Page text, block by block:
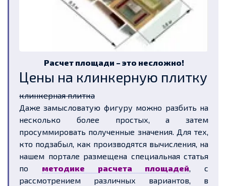
Расчет площади – это несложно!
Цены на клинкерную плитку
клинкерная плитка
Даже замысловатую фигуру можно разбить на
несколько более простых, а затем
просуммировать полученные значения. Для тех,
кто подзабыл, как производятся вычисления, на
нашем портале размещена специальная статья
по методике расчета площадей, с
рассмотрением различных вариантов, в